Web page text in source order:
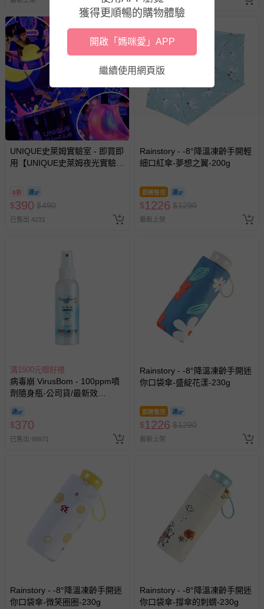
UNIQUE史萊姆實驗室 - 即買即
用【UNIQUE史萊姆夜光實驗室
8/30 (電子票券，於展期現場憑
訂單編號兌換，逾期作廢) (大
人小孩均一價(3歲以上需購票))
8折
$390 $490
已售出 4231
Rainstory - -8°降溫凍齡手開輕
細口紅傘-夢想之翼-200g
即將售完
$1226 $1290
最新上架
滿1500元贈好禮
病毒崩 VirusBom - 100ppm噴
劑隨身瓶-公司貨/最新效
$370
已售出 98971
Rainstory - -8°降溫凍齡手開迷
你口袋傘-盛綻花漾-230g
即將售完
$1226 $1290
最新上架
Rainstory - -8°降溫凍齡手開迷
你口袋傘-微笑圈圈-230g
Rainstory - -8°降溫凍齡手開迷
你口袋傘-撐傘的刺蝟-230g
獲得更順暢的購物體驗
開啟「媽咪愛」APP
繼續使用網頁版